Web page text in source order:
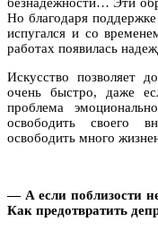
Но благодаря
испугался и со
работах появилась
Искусство позволяет
очень быстро, даже
проблема
освободить своего
освободить много
— А если поблизости
Как предотвратить